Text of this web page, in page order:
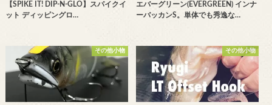
【SPIKE IT! DIP-N-GLO】スパイクイ
ット ディッピングロ…
エバーグリーン(EVERGREEN) インナ
ーバッカンS。単体でも秀逸な…
その他小物 その他小物